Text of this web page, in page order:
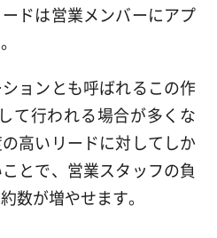
ドは営業メンバーにアプ
ョンとも呼ばれるこの作
て行われる場合が多くな
高いリードに対してしか
とで、営業スタッフの負
数が増やせます。